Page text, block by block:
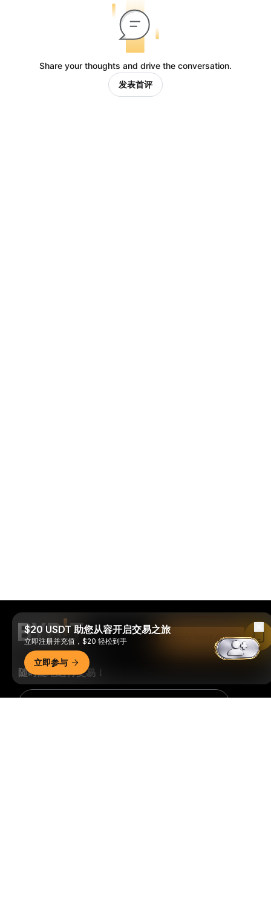
Share your thoughts and drive the conversation.
发表首评
随时随地进行交易！
$20 USDT 助您从容开启交易之旅
立即注册并充值，$20 轻松到手
立即参与
Read in Bybit App